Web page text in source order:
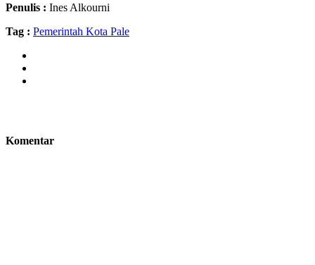
Penulis : Ines Alkourni
Tag : Pemerintah Kota Pale
Komentar